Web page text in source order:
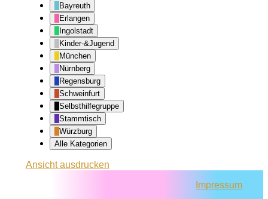
Bayreuth
Erlangen
Ingolstadt
Kinder-&Jugend
München
Nürnberg
Regensburg
Schweinfurt
Selbsthilfegruppe
Stammtisch
Würzburg
Alle Kategorien
Ansichtausdrucken
Impressum